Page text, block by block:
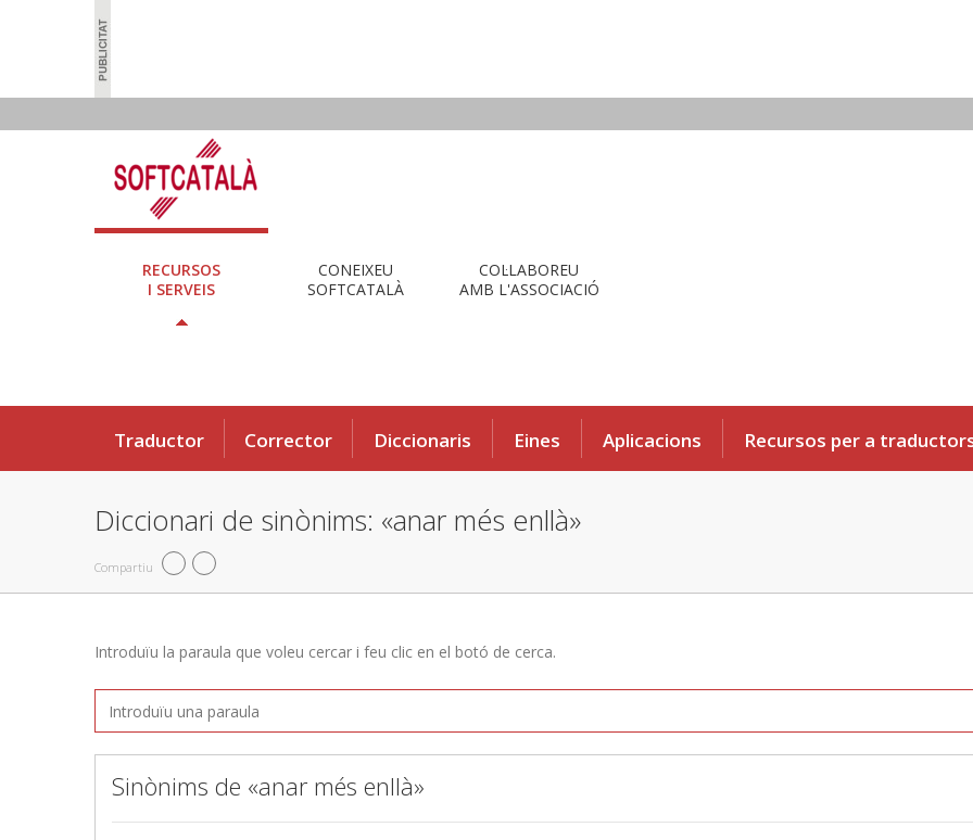
RECURSOS
I SERVEIS
CONEIXEU
SOFTCATALÀ
COL·LABOREU
AMB L'ASSOCIACIÓ
Traductor Corrector Diccionaris Eines Aplicacions Recursos per a
Diccionari de sinònims: «anar més enllà»
Compartiu
Introduïu la paraula que voleu cercar i feu clic en el botó de cerca.
Sinònims de «anar més enllà»